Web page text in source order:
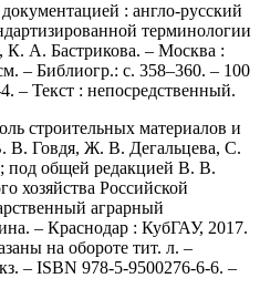
: англо-русский
терминологии
А. Бастрикова. – Москва :
– Библиогр.: с. 358–360. – 100
– Текст : непосредственный.
строительных материалов и
В. Говдя, Ж. В. Дегальцева, С.
общей редакцией В. В.
хозяйства Российской
аграрный
– Краснодар : КубГАУ, 2017.
на обороте тит. л. –
– ISBN 978-5-9500276-6-6. –